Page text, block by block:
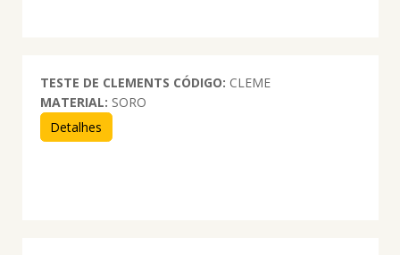
TESTE DE CLEMENTS CÓDIGO: CLEME
MATERIAL: SORO
Detalhes